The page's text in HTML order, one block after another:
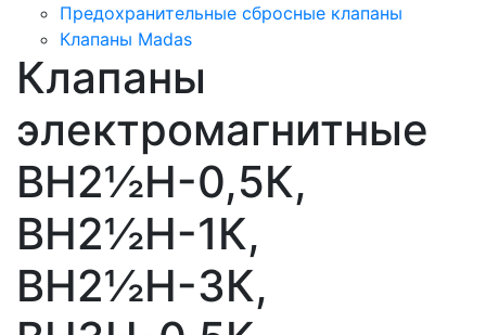
Предохранительные сбросные клапаны
Клапаны Madas
Клапаны
электромагнитные
ВН2½Н-0,5К,
ВН2½Н-1К,
ВН2½Н-3К,